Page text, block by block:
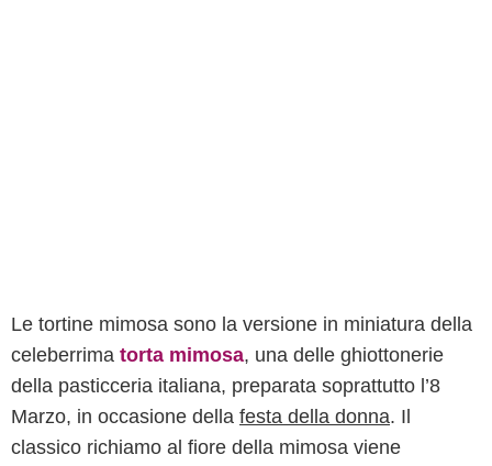
Le tortine mimosa sono la versione in miniatura della
celeberrima torta mimosa, una delle ghiottonerie
della pasticceria italiana, preparata soprattutto l’8
Marzo, in occasione della festa della donna. Il
classico richiamo al fiore della mimosa viene